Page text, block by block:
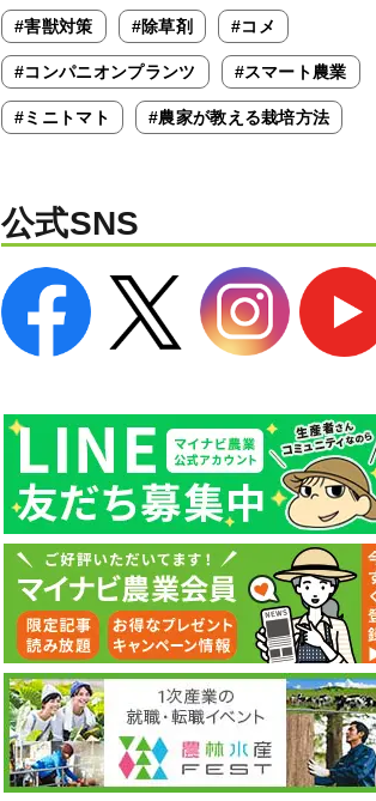
#害獣対策 #除草剤 #コメ
#コンパニオンプランツ #スマート農業
#ミニトマト #農家が教える栽培方法
公式SNS